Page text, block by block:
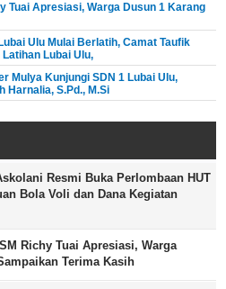
Tuai Apresiasi, Warga Dusun 1 Karang
Ulu Mulai Berlatih, Camat Taufik
Lubai Ulu,
Mulya Kunjungi SDN 1 Lubai Ulu,
Harnalia, S.Pd., M.Si
Resmi Buka Perlombaan HUT
Bola Voli dan Dana Kegiatan
Richy Tuai Apresiasi, Warga
Terima Kasih